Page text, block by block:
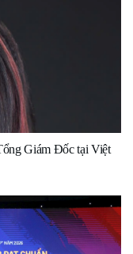
Giám Đốc tại Việt